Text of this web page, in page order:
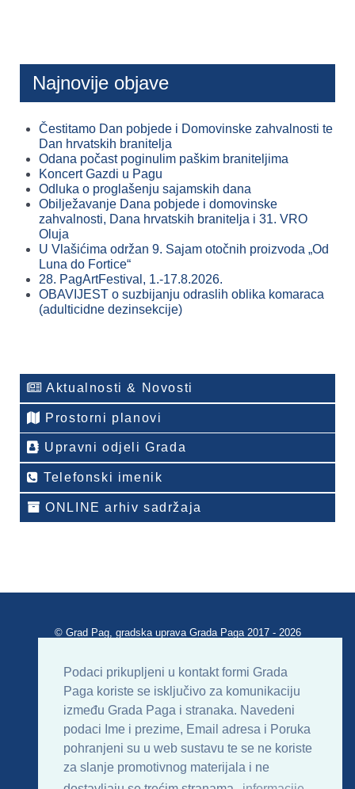
Podaci prikupljeni u kontakt formi Grada
Paga koriste se isključivo za komunikaciju
između Grada Paga i stranaka. Navedeni
podaci Ime i prezime, Email adresa i Poruka
pohranjeni su u web sustavu te se ne koriste
za slanje promotivnog materijala i ne
Najnovije objave
Čestitamo Dan pobjede i Domovinske zahvalnosti te
Dan hrvatskih branitelja
Odana počast poginulim paškim braniteljima
Koncert Gazdi u Pagu
Odluka o proglašenju sajamskih dana
Obilježavanje Dana pobjede i domovinske
zahvalnosti, Dana hrvatskih branitelja i 31. VRO
Oluja
U Vlašićima održan 9. Sajam otočnih proizvoda „Od
Luna do Fortice“
28. PagArtFestival, 1.-17.8.2026.
OBAVIJEST o suzbijanju odraslih oblika komaraca
(adulticidne dezinsekcije)
Aktualnosti & Novosti
Prostorni planovi
Upravni odjeli Grada
Telefonski imenik
ONLINE arhiv sadržaja
© Grad Pag, gradska uprava Grada Paga 2017 - 2026
Uvjeti korištenja Impressum
Kontakt
Sitemap
RSS